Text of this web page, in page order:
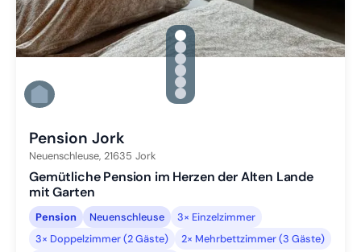
gallery.slide_selector
Zu Slide 1 wechseln
Zu Slide 2 wechseln
Zu Slide 3 wechseln
Zu Slide 4 wechseln
Zu Slide 5 wechseln
Zu Slide 6 wechseln
Pension Jork
Neuenschleuse, 21635 Jork
Gemütliche Pension im Herzen der Alten Lande
mit Garten
Pension Neuenschleuse
3× Einzelzimmer
3× Doppelzimmer (2 Gäste)
2× Mehrbettzimmer (3 Gäste)